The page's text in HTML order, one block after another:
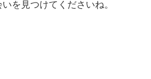
を見つけてくださいね。